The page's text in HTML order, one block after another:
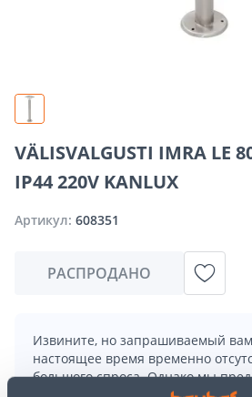
VÄLISVALGUSTI IMRA LE
IP44 220V KANLUX
Артикул: 608351
РАСПРОДАНО
Извините, но запрашиваемый
настоящее время временно
большого спроса. Однако мы